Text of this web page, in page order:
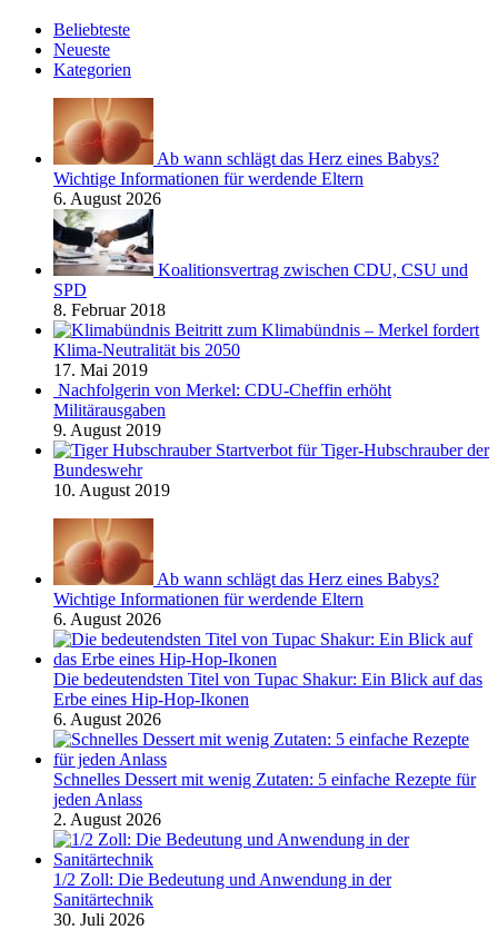
Beliebteste
Neueste
Kategorien
Ab wann schlägt das Herz eines Babys?
Wichtige Informationen für werdende Eltern
6. August 2026
Koalitionsvertrag zwischen CDU, CSU und
SPD
8. Februar 2018
Beitritt zum Klimabündnis – Merkel fordert
Klima-Neutralität bis 2050
17. Mai 2019
Nachfolgerin von Merkel: CDU-Cheffin erhöht
Militärausgaben
9. August 2019
Startverbot für Tiger-Hubschrauber der
Bundeswehr
10. August 2019
Ab wann schlägt das Herz eines Babys?
Wichtige Informationen für werdende Eltern
6. August 2026
Die bedeutendsten Titel von Tupac Shakur: Ein Blick auf das
Erbe eines Hip-Hop-Ikonen
6. August 2026
Schnelles Dessert mit wenig Zutaten: 5 einfache Rezepte für
jeden Anlass
2. August 2026
1/2 Zoll: Die Bedeutung und Anwendung in der
Sanitärtechnik
30. Juli 2026